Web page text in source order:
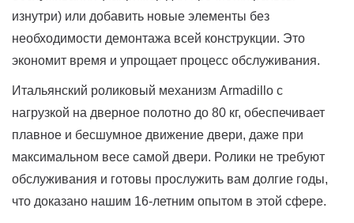
изнутри) или добавить новые элементы без
необходимости демонтажа всей конструкции. Это
экономит время и упрощает процесс обслуживания.
Итальянский роликовый механизм Armadillo с
нагрузкой на дверное полотно до 80 кг, обеспечивает
плавное и бесшумное движение двери, даже при
максимальном весе самой двери. Ролики не требуют
обслуживания и готовы прослужить вам долгие годы,
что доказано нашим 16-летним опытом в этой сфере.